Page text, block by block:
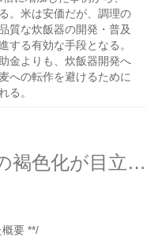
。米は安価だが、調理の
質な炊飯器の開発・普及
する有効な手段となる。
金よりも、炊飯器開発へ
への転作を避けるために
る。
レンゲ米の田の土表面の褐色化が目立つ
要 **/